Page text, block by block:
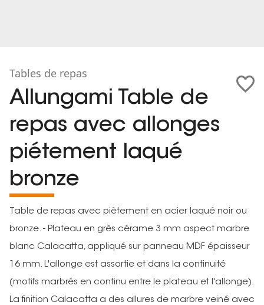
Tables de repas
Allungami Table de
repas avec allonges
piétement laqué
bronze
Table de repas avec piètement en acier laqué noir ou
bronze. - Plateau en grès cérame 3 mm aspect marbre
blanc Calacatta, appliqué sur panneau MDF épaisseur
16 mm. L'allonge est assortie et dans la continuité
(motifs marbrés en continu entre le plateau et l'allonge).
La finition Calacatta a des allures de marbre veiné avec